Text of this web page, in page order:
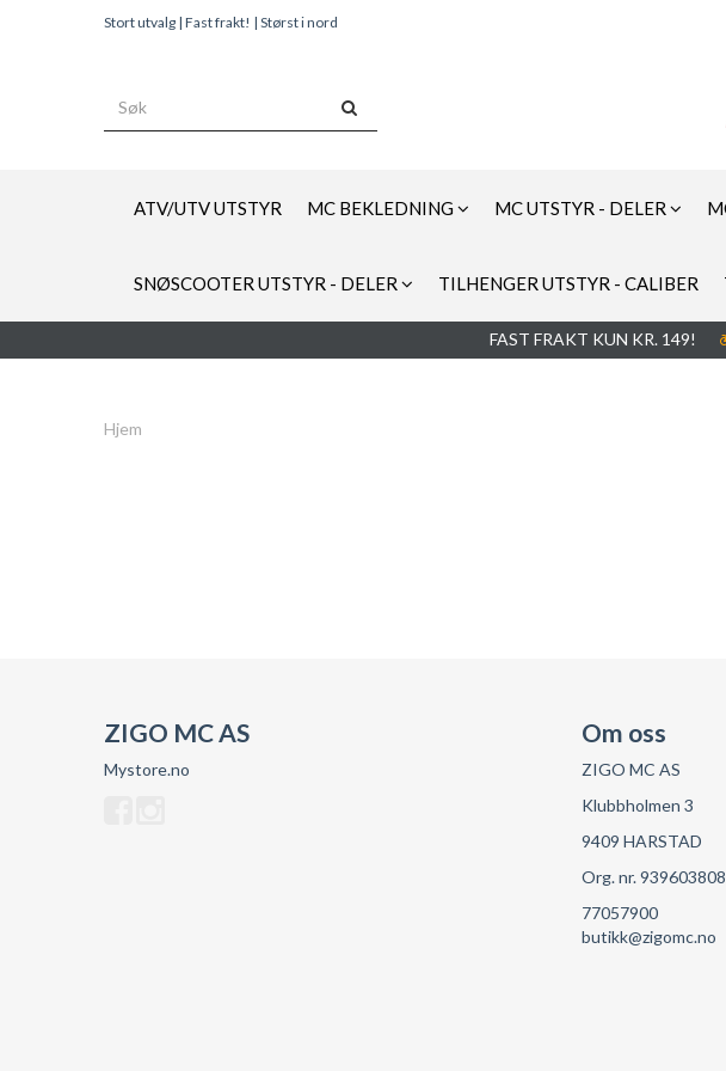
Stort utvalg | Fast frakt! | Størst i nord
ATV/UTV UTSTYR MC BEKLEDNING MC UTSTYR - DELER
SNØSCOOTER UTSTYR - DELER TILHENGER UTSTYR - CALIBER
FAST FRAKT KUN KR. 149!
Hjem
ZIGO MC AS
Mystore.no
Om oss
ZIGO MC AS
Klubbholmen 3
9409 HARSTAD
Org. nr. 939603808
77057900
butikk@zigomc.no